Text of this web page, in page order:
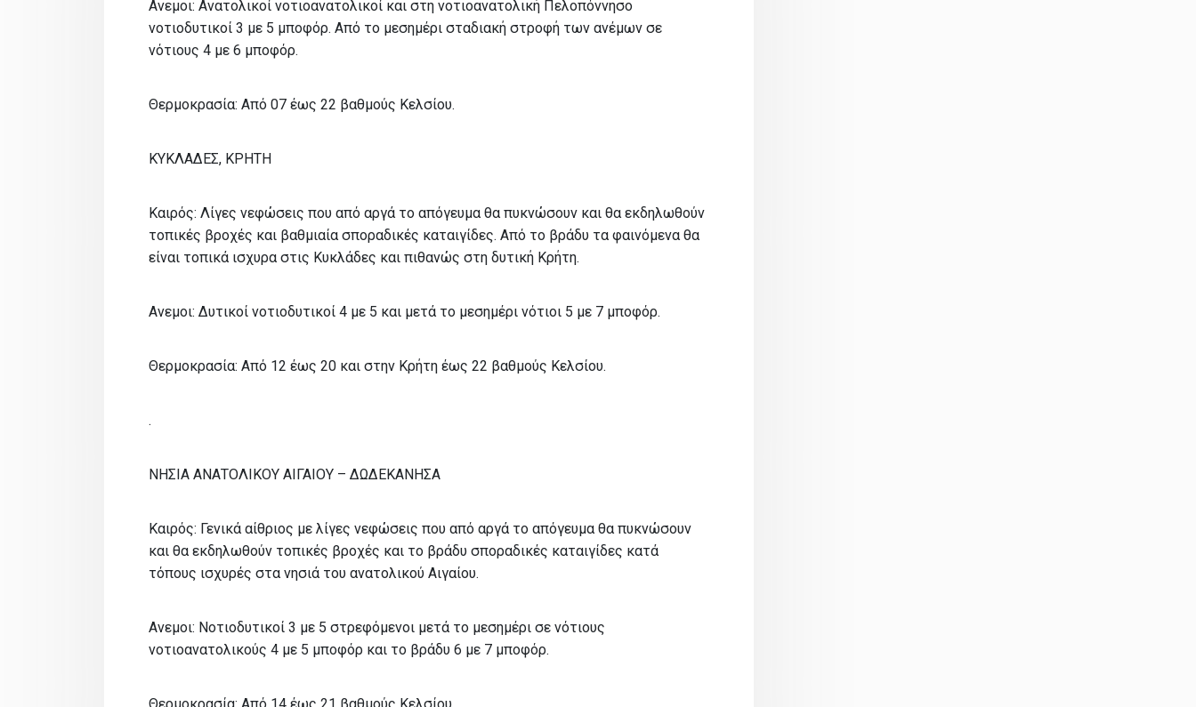
Ανεμοι: Ανατολικοί νοτιοανατολικοί και στη νοτιοανατολική Πελοπόννησο
νοτιοδυτικοί 3 με 5 μποφόρ. Από το μεσημέρι σταδιακή στροφή των ανέμων σε
νότιους 4 με 6 μποφόρ.
Θερμοκρασία: Από 07 έως 22 βαθμούς Κελσίου.
ΚΥΚΛΑΔΕΣ, ΚΡΗΤΗ
Καιρός: Λίγες νεφώσεις που από αργά το απόγευμα θα πυκνώσουν και θα εκδηλωθούν
τοπικές βροχές και βαθμιαία σποραδικές καταιγίδες. Από το βράδυ τα φαινόμενα θα
είναι τοπικά ισχυρα στις Κυκλάδες και πιθανώς στη δυτική Κρήτη.
Ανεμοι: Δυτικοί νοτιοδυτικοί 4 με 5 και μετά το μεσημέρι νότιοι 5 με 7 μποφόρ.
Θερμοκρασία: Από 12 έως 20 και στην Κρήτη έως 22 βαθμούς Κελσίου.
.
ΝΗΣΙΑ ΑΝΑΤΟΛΙΚΟΥ ΑΙΓΑΙΟΥ – ΔΩΔΕΚΑΝΗΣΑ
Καιρός: Γενικά αίθριος με λίγες νεφώσεις που από αργά το απόγευμα θα πυκνώσουν
και θα εκδηλωθούν τοπικές βροχές και το βράδυ σποραδικές καταιγίδες κατά
τόπους ισχυρές στα νησιά του ανατολικού Αιγαίου.
Ανεμοι: Νοτιοδυτικοί 3 με 5 στρεφόμενοι μετά το μεσημέρι σε νότιους
νοτιοανατολικούς 4 με 5 μποφόρ και το βράδυ 6 με 7 μποφόρ.